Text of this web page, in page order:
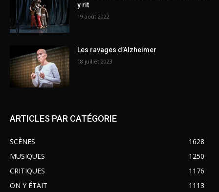
y rit
19 août 2022
Les ravages d’Alzheimer
18 juillet 2023
ARTICLES PAR CATÉGORIE
SCÈNES
1628
MUSIQUES
1250
CRITIQUES
1176
ON Y ÉTAIT
1113